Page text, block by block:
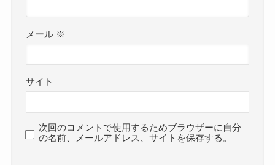
メール ※
サイト
次回のコメントで使用するためブラウザーに自分
の名前、メールアドレス、サイトを保存する。